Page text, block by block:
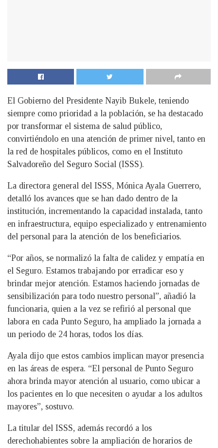
El Gobierno del Presidente Nayib Bukele, teniendo
siempre como prioridad a la población, se ha destacado
por transformar el sistema de salud público,
convirtiéndolo en una atención de primer nivel, tanto en
la red de hospitales públicos, como en el Instituto
Salvadoreño del Seguro Social (ISSS).
La directora general del ISSS, Mónica Ayala Guerrero,
detalló los avances que se han dado dentro de la
institución, incrementando la capacidad instalada, tanto
en infraestructura, equipo especializado y entrenamiento
del personal para la atención de los beneficiarios.
“Por años, se normalizó la falta de calidez y empatía en
el Seguro. Estamos trabajando por erradicar eso y
brindar mejor atención. Estamos haciendo jornadas de
sensibilización para todo nuestro personal”, añadió la
funcionaria, quien a la vez se refirió al personal que
labora en cada Punto Seguro, ha ampliado la jornada a
un periodo de 24 horas, todos los días.
Ayala dijo que estos cambios implican mayor presencia
en las áreas de espera. “El personal de Punto Seguro
ahora brinda mayor atención al usuario, como ubicar a
los pacientes en lo que necesiten o ayudar a los adultos
mayores”, sostuvo.
La titular del ISSS, además recordó a los
derechohabientes sobre la ampliación de horarios de